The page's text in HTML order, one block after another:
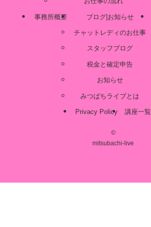
事務所概要 ブログ|お知らせ
チャットレディのお仕事
スタッフブログ
税金と確定申告
お知らせ
みつばちライブとは
Privacy Policy 講座一覧
©
mitsubachi-live